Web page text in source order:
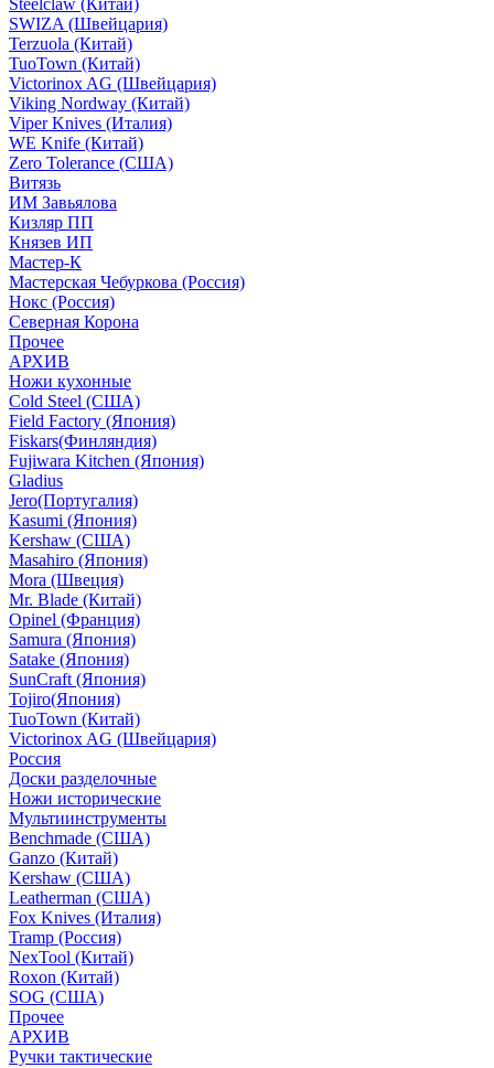
Steelclaw (Китай)
SWIZA (Швейцария)
Terzuola (Китай)
TuoTown (Китай)
Victorinox AG (Швейцария)
Viking Nordway (Китай)
Viper Knives (Италия)
WE Knife (Китай)
Zero Tolerance (США)
Витязь
ИМ Завьялова
Кизляр ПП
Князев ИП
Мастер-К
Мастерская Чебуркова (Россия)
Нокс (Россия)
Северная Корона
Прочее
АРХИВ
Ножи кухонные
Cold Steel (США)
Field Factory (Япония)
Fiskars(Финляндия)
Fujiwara Kitchen (Япония)
Gladius
Jero(Португалия)
Kasumi (Япония)
Kershaw (США)
Masahiro (Япония)
Mora (Швеция)
Mr. Blade (Китай)
Opinel (Франция)
Samura (Япония)
Satake (Япония)
SunCraft (Япония)
Tojiro(Япония)
TuoTown (Китай)
Victorinox AG (Швейцария)
Россия
Доски разделочные
Ножи исторические
Мультиинструменты
Benchmade (США)
Ganzo (Китай)
Kershaw (США)
Leatherman (США)
Fox Knives (Италия)
Tramp (Россия)
NexTool (Китай)
Roxon (Китай)
SOG (США)
Прочее
АРХИВ
Ручки тактические